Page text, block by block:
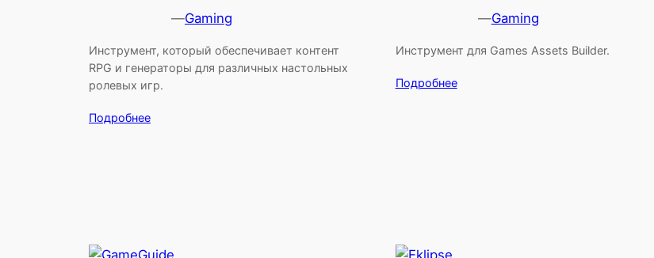
—Gaming
Инструмент, который обеспечивает контент
RPG и генераторы для различных настольных
ролевых игр.
Подробнее
—Gaming
Инструмент для Games Assets Builder.
Подробнее